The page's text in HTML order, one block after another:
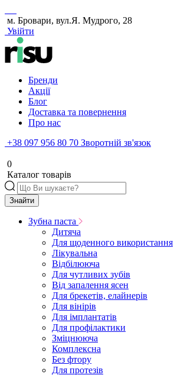
м. Бровари, вул.Я. Мудрого, 28
Увійти
Бренди
Акції
Блог
Доставка та повернення
Про нас
+38 097 956 80 70 Зворотній зв'язок
0
Каталог товарів
Знайти
Зубна паста
Дитяча
Для щоденного використання
Лікувальна
Відбілююча
Для чутливих зубів
Від запалення ясен
Для брекетів, елайнерів
Для вінірів
Для імплантатів
Для профілактики
Зміцнююча
Комплексна
Без фтору
Для протезів